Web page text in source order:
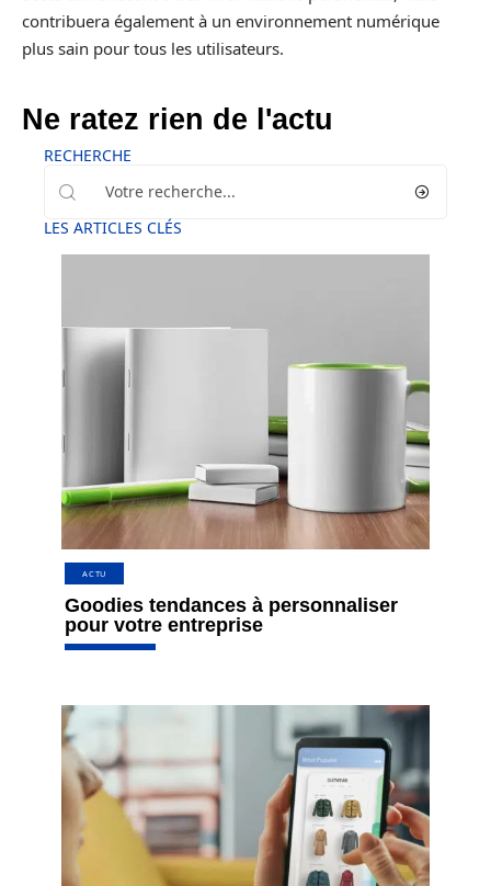
contribuera également à un environnement numérique
plus sain pour tous les utilisateurs.
Ne ratez rien de l'actu
RECHERCHE
LES ARTICLES CLÉS
ACTU
Goodies tendances à personnaliser
pour votre entreprise